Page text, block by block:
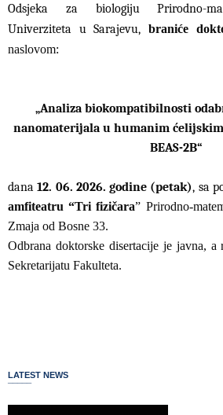
Odsjeka za biologiju Prirodno-
Univerziteta u Sarajevu, braniće
naslovom:
„Analiza biokompatibilnosti
nanomaterijala u humanim
BEAS-2B“
dana12. 06. 2026. godine (petak), sa
amfiteatru “Tri fizičara” Prirodno-
Zmaja od Bosne 33.
Odbrana doktorske disertacije je javna, a
Sekretarijatu Fakulteta.
LATEST NEWS